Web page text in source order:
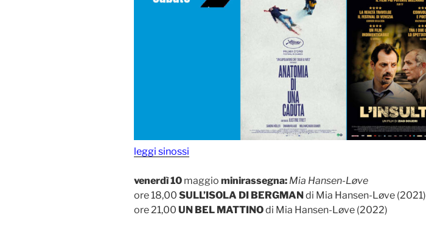
leggi sinossi
venerdì 10 maggio minirassegna: Mia Hansen-Løve
ore 18,00 SULL’ISOLA DI BERGMAN di Mia Hansen-Løve (2021)
ore 21,00 UN BEL MATTINOdi Mia Hansen-Løve (2022)